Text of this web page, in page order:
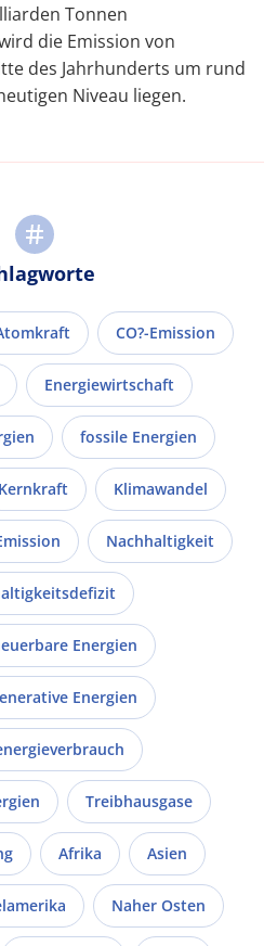
Tonnen
die Emission von
des Jahrhunderts um rund
Niveau liegen.
CO?-Emission
Energiewirtschaft
fossile Energien
Kernkraft Klimawandel
Nachhaltigkeit
Energien
Energien
Treibhausgase
Afrika Asien
Naher Osten